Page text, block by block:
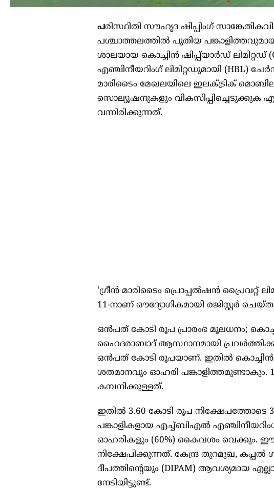
പരിസ്ഥിതി സൗഹൃദ ഷിപ്പിംഗ്
പശ്ചാത്തലത്തില്‍ പുതിയ
ശാലയായ കൊച്ചിന്‍ ഷിപ്പ്‌യാര്‍ഡ്
എഞ്ചിനീയറിംഗ് ലിമിറ്റഡുമായി (HBL)
മാരിടൈം മേഖലയിലെ ഇലക്ട്രിക്
സൊല്യൂഷനുകളും വികസിപ്പിച്ചെടുക്കുക
വന്നിരിക്കുന്നത്.
‘ഗ്രീന്‍ മാരിടൈം പ്രൊപ്പല്‍ഷന്‍ പ്രൈവറ്റ്
11-നാണ് ഔദ്യോഗികമായി രജിസ്റ്റര്‍
ഒന്‍പത് കോടി രൂപ പ്രാരംഭ മൂലധനം;
ഹൈദരാബാദ് ആസ്ഥാനമായി
ഒന്‍പത് കോടി രൂപയാണ്. ഇതില്‍ കൊച്ചിന്‍
ശതമാനവും ഓഹരി പങ്കാളിത്തമുണ്ടാകും.
കമ്പനിക്കുള്ളത്.
ഇതില്‍ 3.60 കോടി രൂപ നിക്ഷേപത്തോടെ
പങ്കാളികളായ എച്ച്ബിഎല്‍
ഓഹരികളും (60%) കൈവശം വെക്കും. ഈ
നിക്ഷേപിക്കുന്നത്. കേന്ദ്ര തുറമുഖ, കപ്പല്‍
ദീപത്തിന്റെയും (DIPAM) ആവശ്യമായ
നേടിയിട്ടുണ്ട്.